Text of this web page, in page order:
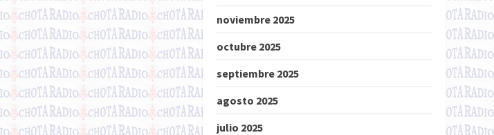
noviembre 2025
octubre 2025
septiembre 2025
agosto 2025
julio 2025